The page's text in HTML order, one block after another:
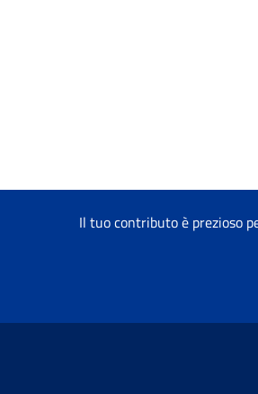
Il tuo contributo è prezioso